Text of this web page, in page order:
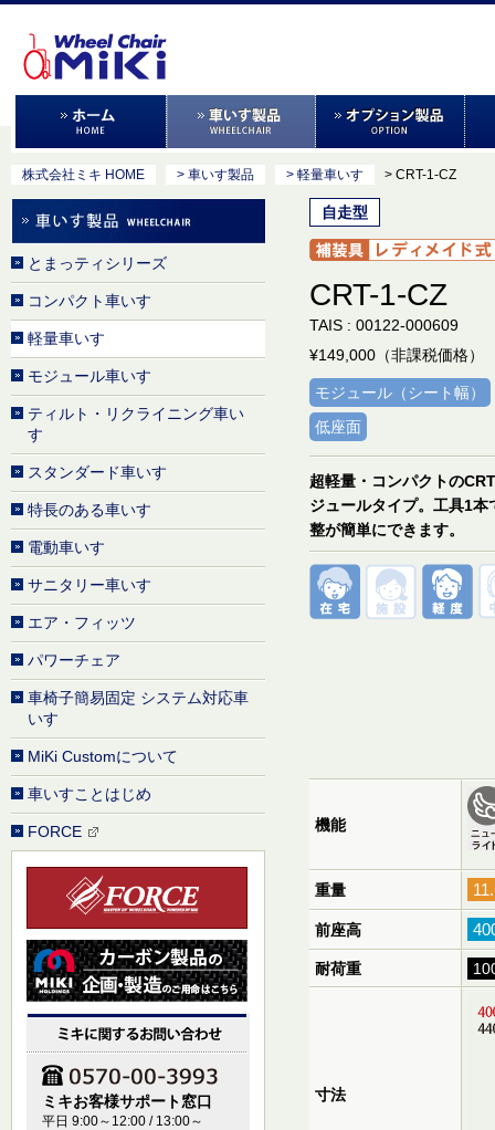
株式会社ミキ HOME > 車いす製品 > 軽量車いす > CRT-1-CZ
自走型
CRT-1-CZ
TAIS : 00122-000609
¥149,000（非課税価格）
モジュール（シート幅）
低座面
超軽量・コンパクトの
ジュールタイプ。工具1本
整が簡単にできます。
機能
重量
前座高
耐荷重
寸法
とまっティシリーズ
コンパクト車いす
軽量車いす
モジュール車いす
ティルト・リクライニング車い
す
スタンダード車いす
特長のある車いす
電動車いす
サニタリー車いす
エア・フィッツ
パワーチェア
車椅子簡易固定 システム対応車
いす
MiKi Customについて
車いすことはじめ
FORCE
ミキお客様サポート窓口
平日 9:00～12:00 / 13:00～